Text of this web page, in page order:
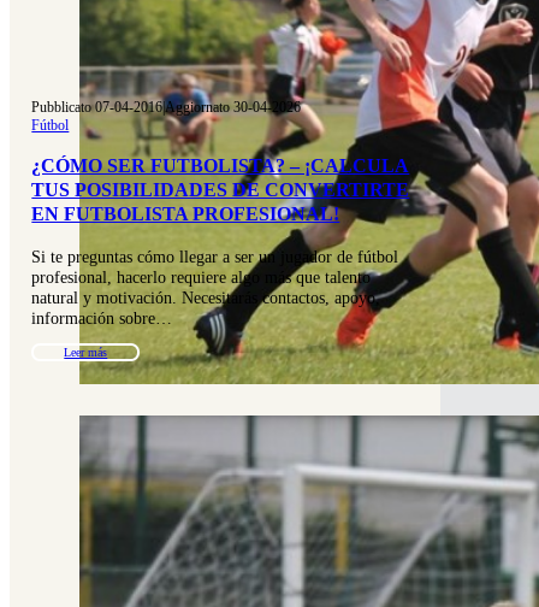
Pubblicato 07-04-2016|Aggiornato 30-04-2026
Fútbol
¿CÓMO SER FUTBOLISTA? – ¡CALCULA
TUS POSIBILIDADES DE CONVERTIRTE
EN FUTBOLISTA PROFESIONAL!
Si te preguntas cómo llegar a ser un jugador de fútbol
profesional, hacerlo requiere algo más que talento
natural y motivación. Necesitarás contactos, apoyo,
información sobre…
Leer más